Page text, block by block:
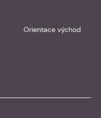
Orientace východ